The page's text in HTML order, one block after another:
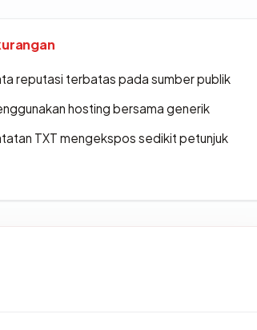
reputasi terbatas pada sumber publik
hosting bersama generik
TXT mengekspos sedikit petunjuk